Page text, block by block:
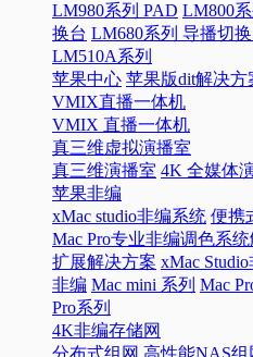
LM980系列 PAD LM800
换台 LM680系列 导播切
LM510A系列
苹果中心 苹果版dit解决方
VMIX直播一体机
VMIX 直播一体机
真三维虚拟演播室
真三维演播室 4K 全媒体
苹果非编
xMac studio非编系统 便携
Mac Pro专业非编调色系
扩展解决方案 xMac
非编 Mac mini 系列 Mac
Pro系列
4K非编存储网
分布式组网 高性能NAS组